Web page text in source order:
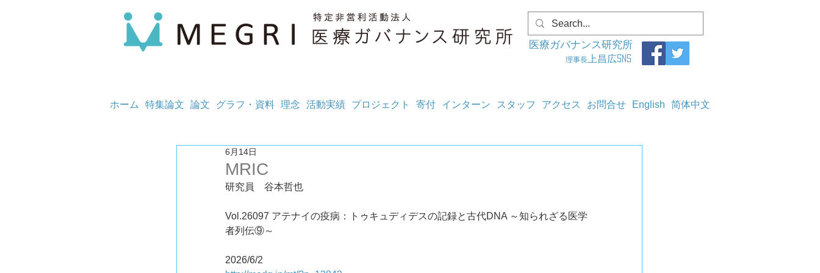
医療ガバナンス研究所
理事長 上昌広SNS
ホーム 特集論文 論文 グラフ・資料 理念 活動実績 プロジェクト 寄付 インターン スタッフ アクセス お問合せ English 简体中文
MRIC
6月14日
研究員　谷本哲也
Vol.26097 アテナイの疫病：トゥキュディデスの記録と古代DNA ～知られざる医学
者列伝⑨～
2026/6/2